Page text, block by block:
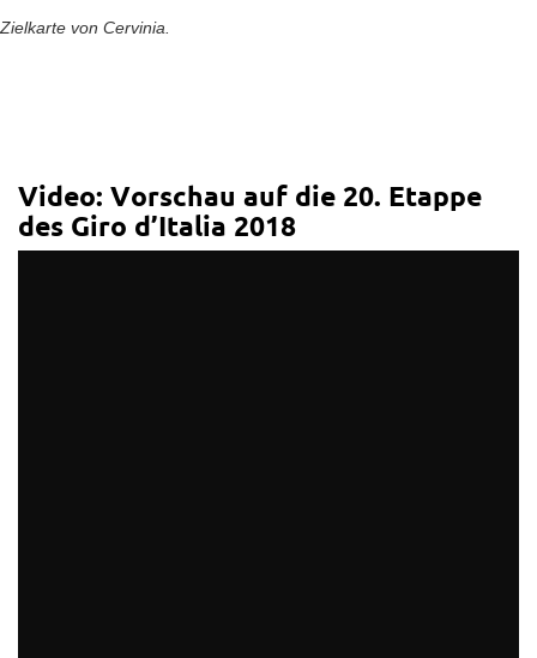
Zielkarte von Cervinia.
Video: Vorschau auf die 20. Etappe
des Giro d’Italia 2018